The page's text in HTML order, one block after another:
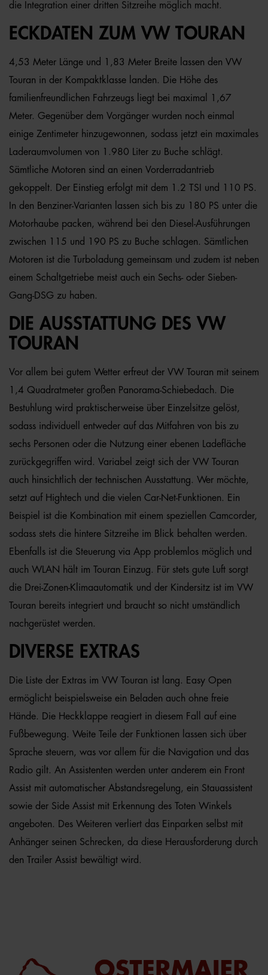
die Integration einer dritten Sitzreihe möglich macht.
ECKDATEN ZUM VW TOURAN
4,53 Meter Länge und 1,83 Meter Breite lassen den VW
Touran in der Kompaktklasse landen. Die Höhe des
familienfreundlichen Fahrzeugs liegt bei maximal 1,67
Meter. Gegenüber dem Vorgänger wurden noch einmal
einige Zentimeter hinzugewonnen, sodass jetzt ein maximales
Laderaumvolumen von 1.980 Liter zu Buche schlägt.
Sämtliche Motoren sind an einen Vorderradantrieb
gekoppelt. Der Einstieg erfolgt mit dem 1.2 TSI und 110 PS.
In den Benziner-Varianten lassen sich bis zu 180 PS unter die
Motorhaube packen, während bei den Diesel-Ausführungen
zwischen 115 und 190 PS zu Buche schlagen. Sämtlichen
Motoren ist die Turboladung gemeinsam und zudem ist neben
einem Schaltgetriebe meist auch ein Sechs- oder Sieben-
Gang-DSG zu haben.
DIE AUSSTATTUNG DES VW
TOURAN
Vor allem bei gutem Wetter erfreut der VW Touran mit seinem
1,4 Quadratmeter großen Panorama-Schiebedach. Die
Bestuhlung wird praktischerweise über Einzelsitze gelöst,
sodass individuell entweder auf das Mitfahren von bis zu
sechs Personen oder die Nutzung einer ebenen Ladefläche
zurückgegriffen wird. Variabel zeigt sich der VW Touran
auch hinsichtlich der technischen Ausstattung. Wer möchte,
setzt auf Hightech und die vielen Car-Net-Funktionen. Ein
Beispiel ist die Kombination mit einem speziellen Camcorder,
sodass stets die hintere Sitzreihe im Blick behalten werden.
Ebenfalls ist die Steuerung via App problemlos möglich und
auch WLAN hält im Touran Einzug. Für stets gute Luft sorgt
die Drei-Zonen-Klimaautomatik und der Kindersitz ist im VW
Touran bereits integriert und braucht so nicht umständlich
nachgerüstet werden.
DIVERSE EXTRAS
Die Liste der Extras im VW Touran ist lang. Easy Open
ermöglicht beispielsweise ein Beladen auch ohne freie
Hände. Die Heckklappe reagiert in diesem Fall auf eine
Fußbewegung. Weite Teile der Funktionen lassen sich über
Sprache steuern, was vor allem für die Navigation und das
Radio gilt. An Assistenten werden unter anderem ein Front
Assist mit automatischer Abstandsregelung, ein Stauassistent
sowie der Side Assist mit Erkennung des Toten Winkels
angeboten. Des Weiteren verliert das Einparken selbst mit
Anhänger seinen Schrecken, da diese Herausforderung durch
den Trailer Assist bewältigt wird.